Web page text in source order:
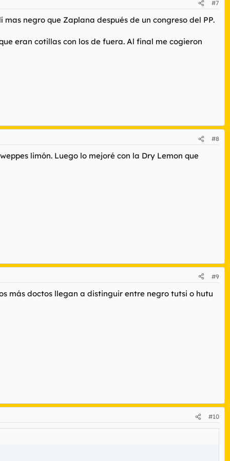
#7
negro que Zaplana después de un congreso del PP.
eran cotillas con los de fuera. Al final me cogieron
#8
limón. Luego lo mejoré con la Dry Lemon que
#9
más doctos llegan a distinguir entre negro tutsi o hutu
#10